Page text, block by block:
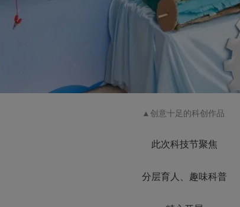
▲创意十足的科创作品
此次科技节聚焦
分层育人、趣味科普